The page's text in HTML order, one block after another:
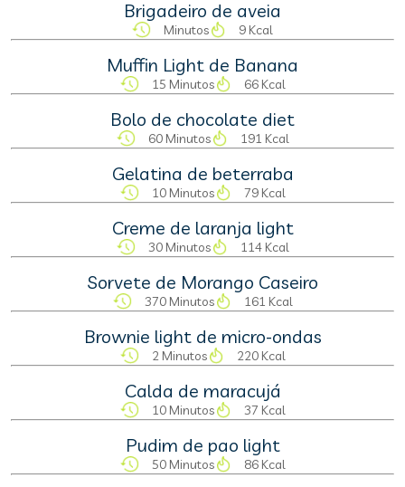
Brigadeiro de aveia
Minutos 9 Kcal
Muffin Light de Banana
15 Minutos 66 Kcal
Bolo de chocolate diet
60 Minutos 191 Kcal
Gelatina de beterraba
10 Minutos 79 Kcal
Creme de laranja light
30 Minutos 114 Kcal
Sorvete de Morango Caseiro
370 Minutos 161 Kcal
Brownie light de micro-ondas
2 Minutos 220 Kcal
Calda de maracujá
10 Minutos 37 Kcal
Pudim de pao light
50 Minutos 86 Kcal